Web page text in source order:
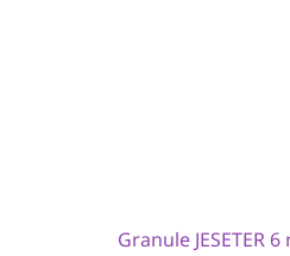
Granule JESETER